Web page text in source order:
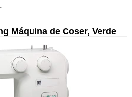
.
Máquina de Coser, Verde